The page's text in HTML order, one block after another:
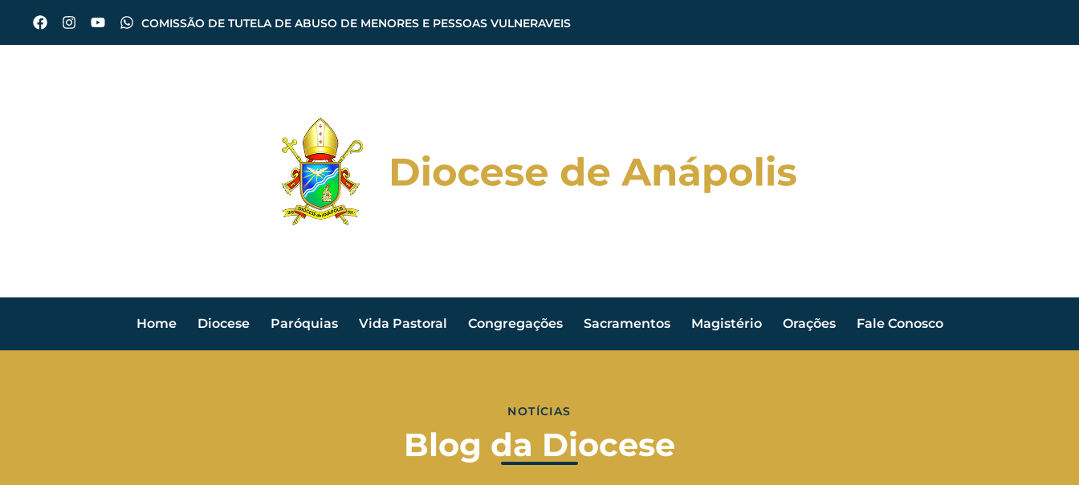
COMISSÃO DE TUTELA DE ABUSO DE MENORES E PESSOAS VULNERAVEIS
Home Diocese Paróquias Vida Pastoral Congregações Sacramentos Magistério Orações Fale Conosco
NOTÍCIAS
Blog da Diocese